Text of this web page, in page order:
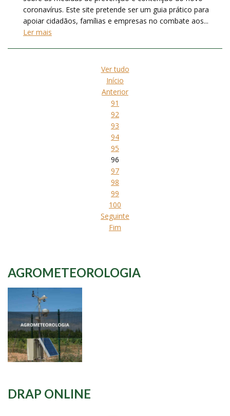
coronavírus. Este site pretende ser um guia prático para
apoiar cidadãos, famílias e empresas no combate aos...
Ler mais
Ver tudo
Início
Anterior
91
92
93
94
95
96
97
98
99
100
Seguinte
Fim
AGROMETEOROLOGIA
DRAP ONLINE